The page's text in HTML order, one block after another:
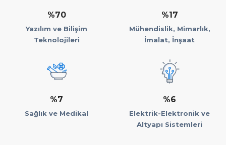
%70
Yazılım ve Bilişim
Teknolojileri
%17
Mühendislik, Mimarlık,
İmalat, İnşaat
%7
Sağlık ve Medikal
%6
Elektrik-Elektronik ve
Altyapı Sistemleri